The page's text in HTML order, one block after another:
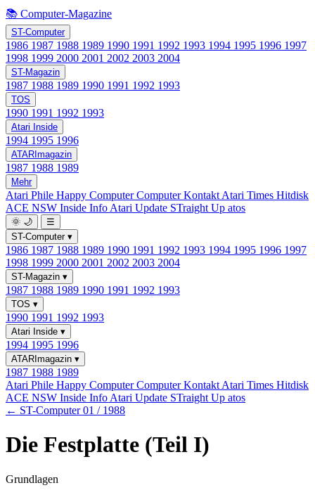
📚 Computer-Magazine
ST-Computer
1986 1987 1988 1989 1990 1991 1992 1993 1994 1995 1996 1997
1998 1999 2000 2001 2002 2003 2004
ST-Magazin
1987 1988 1989 1990 1991 1992 1993
TOS
1990 1991 1992 1993
Atari Inside
1994 1995 1996
ATARImagazin
1987 1988 1989
Mehr
Atari Phile Happy ComputerComputer Kontakt Atari Times Hitdisk
ACE NSW Inside Info Atari Update STraight Up atos
🌞 🌙
☰
ST-Computer ▾
1986 1987 1988 1989 1990 1991 1992 1993 1994 1995 1996 1997
1998 1999 2000 2001 2002 2003 2004
ST-Magazin ▾
1987 1988 1989 1990 1991 1992 1993
TOS ▾
1990 1991 1992 1993
Atari Inside ▾
1994 1995 1996
ATARImagazin ▾
1987 1988 1989
Atari Phile Happy ComputerComputer Kontakt Atari Times Hitdisk
ACE NSW Inside Info Atari Update STraight Up atos
← ST-Computer 01 / 1988
Die Festplatte (Teil I)
Grundlagen